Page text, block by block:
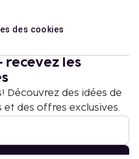
des cookies
recevez les
Découvrez des idées de
et des offres exclusives.